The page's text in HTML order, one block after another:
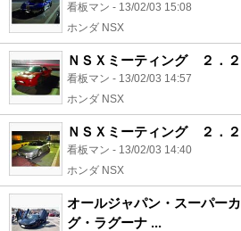
看板マン - 13/02/03 15:08
ホンダ NSX
ＮＳＸミーティング ２
看板マン - 13/02/03 14:57
ホンダ NSX
ＮＳＸミーティング ２．
看板マン - 13/02/03 14:40
ホンダ NSX
オールジャパン・スーパー
グ・ラグーナ ...